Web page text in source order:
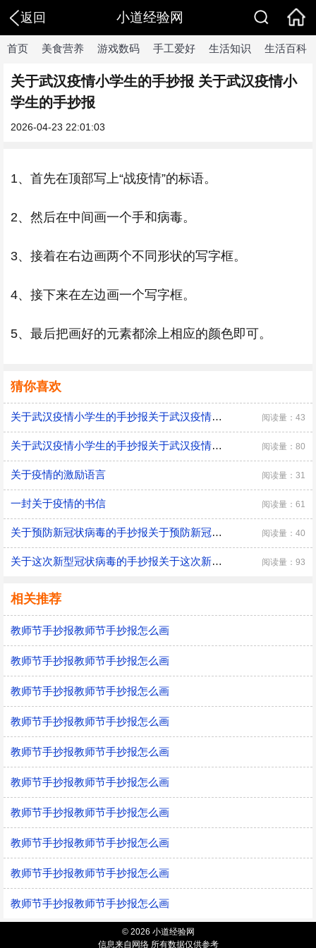
返回 小道经验网
首页 美食营养 游戏数码 手工爱好 生活知识 生活百科
关于武汉疫情小学生的手抄报 关于武汉疫情小
学生的手抄报
2026-04-23 22:01:03
1、首先在顶部写上“战疫情”的标语。
2、然后在中间画一个手和病毒。
3、接着在右边画两个不同形状的写字框。
4、接下来在左边画一个写字框。
5、最后把画好的元素都涂上相应的颜色即可。
猜你喜欢
关于武汉疫情小学生的手抄报关于武汉疫情小学生的手抄报 阅读量：43
关于武汉疫情小学生的手抄报关于武汉疫情小学生的画报 阅读量：80
关于疫情的激励语言 阅读量：31
一封关于疫情的书信 阅读量：61
关于预防新冠状病毒的手抄报关于预防新冠状病毒的手抄报画报 阅读量：40
关于这次新型冠状病毒的手抄报关于这次新型冠状病毒的画报 阅读量：93
相关推荐
教师节手抄报教师节手抄报怎么画
教师节手抄报教师节手抄报怎么画
教师节手抄报教师节手抄报怎么画
教师节手抄报教师节手抄报怎么画
教师节手抄报教师节手抄报怎么画
教师节手抄报教师节手抄报怎么画
教师节手抄报教师节手抄报怎么画
教师节手抄报教师节手抄报怎么画
教师节手抄报教师节手抄报怎么画
教师节手抄报教师节手抄报怎么画
© 2026 小道经验网
信息来自网络 所有数据仅供参考